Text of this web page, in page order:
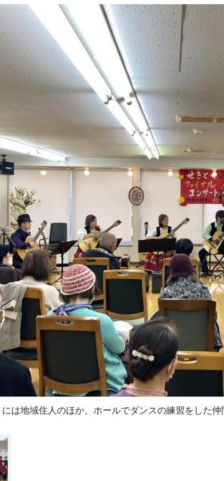
には地域住人のほか、ホールでダンスの練習をした